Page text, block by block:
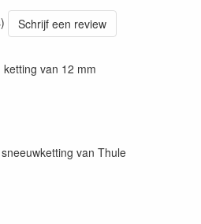
Schrijf een review
van 12 mm
van Thule